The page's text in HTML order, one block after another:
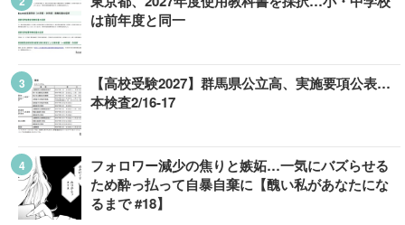
は前年度と同一
【高校受験2027】群馬県公立高、実施要項公表…
本検査2/16-17
フォロワー減少の焦りと嫉妬…一気にバズらせる
ため酔っ払って自暴自棄に【醜い私があなたにな
るまで #18】